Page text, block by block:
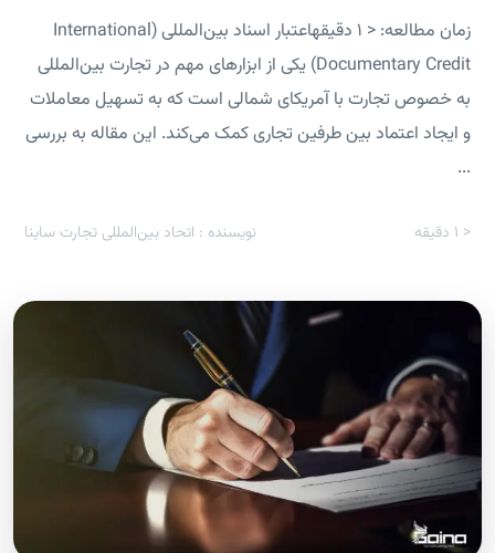
زمان مطالعه: < 1 دقیقهاعتبار اسناد بین‌المللی (International
Documentary Credit) یکی از ابزارهای مهم در تجارت بین‌المللی
به خصوص تجارت با آمریکای شمالی است که به تسهیل معاملات
و ایجاد اعتماد بین طرفین تجاری کمک می‌کند. این مقاله به بررسی
...
< 1 دقیقه نویسنده : اتحاد بین‌المللی تجارت ساینا